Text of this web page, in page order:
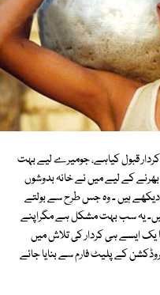
قبول کیاہے، جومیرے لیے بہت
کے لیے میں نے خانہ بدوشوں
ہیں ۔ وہ جس طرح سے بولتے
یہ سب بہت مشکل ہے مگراپنے
ایسے ہی کردار کی تلاش میں
کے پلیٹ فارم سے بنایا جائے